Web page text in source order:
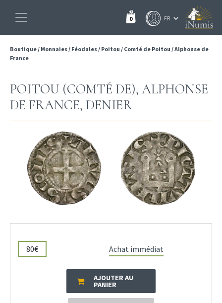
0
Boutique/ Monnaies/ Féodales/ Poitou / Comté de Poitou /Alphonse de
France
POITOU (COMTÉ DE), ALPHONSE
DE FRANCE, DENIER
80€ Achat immédiat
AJOUTER AU
PANIER